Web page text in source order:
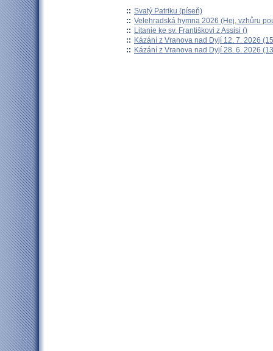
:: Svatý Patriku (píseň)
:: Velehradská hymna 2026 (Hej, vzhůru
:: Litanie ke sv. Františkovi z Assisi ()
:: Kázání z Vranova nad Dyjí 12. 7. 2026
:: Kázání z Vranova nad Dyjí 28. 6. 2026